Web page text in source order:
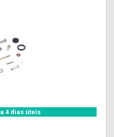
4 dias úteis